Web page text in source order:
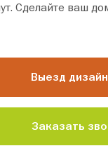
Сделайте ваш
Выезд
Заказать